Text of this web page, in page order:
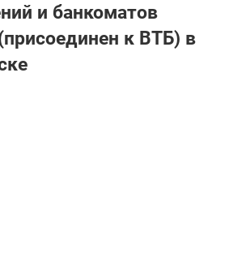
и банкоматов
к ВТБ) в